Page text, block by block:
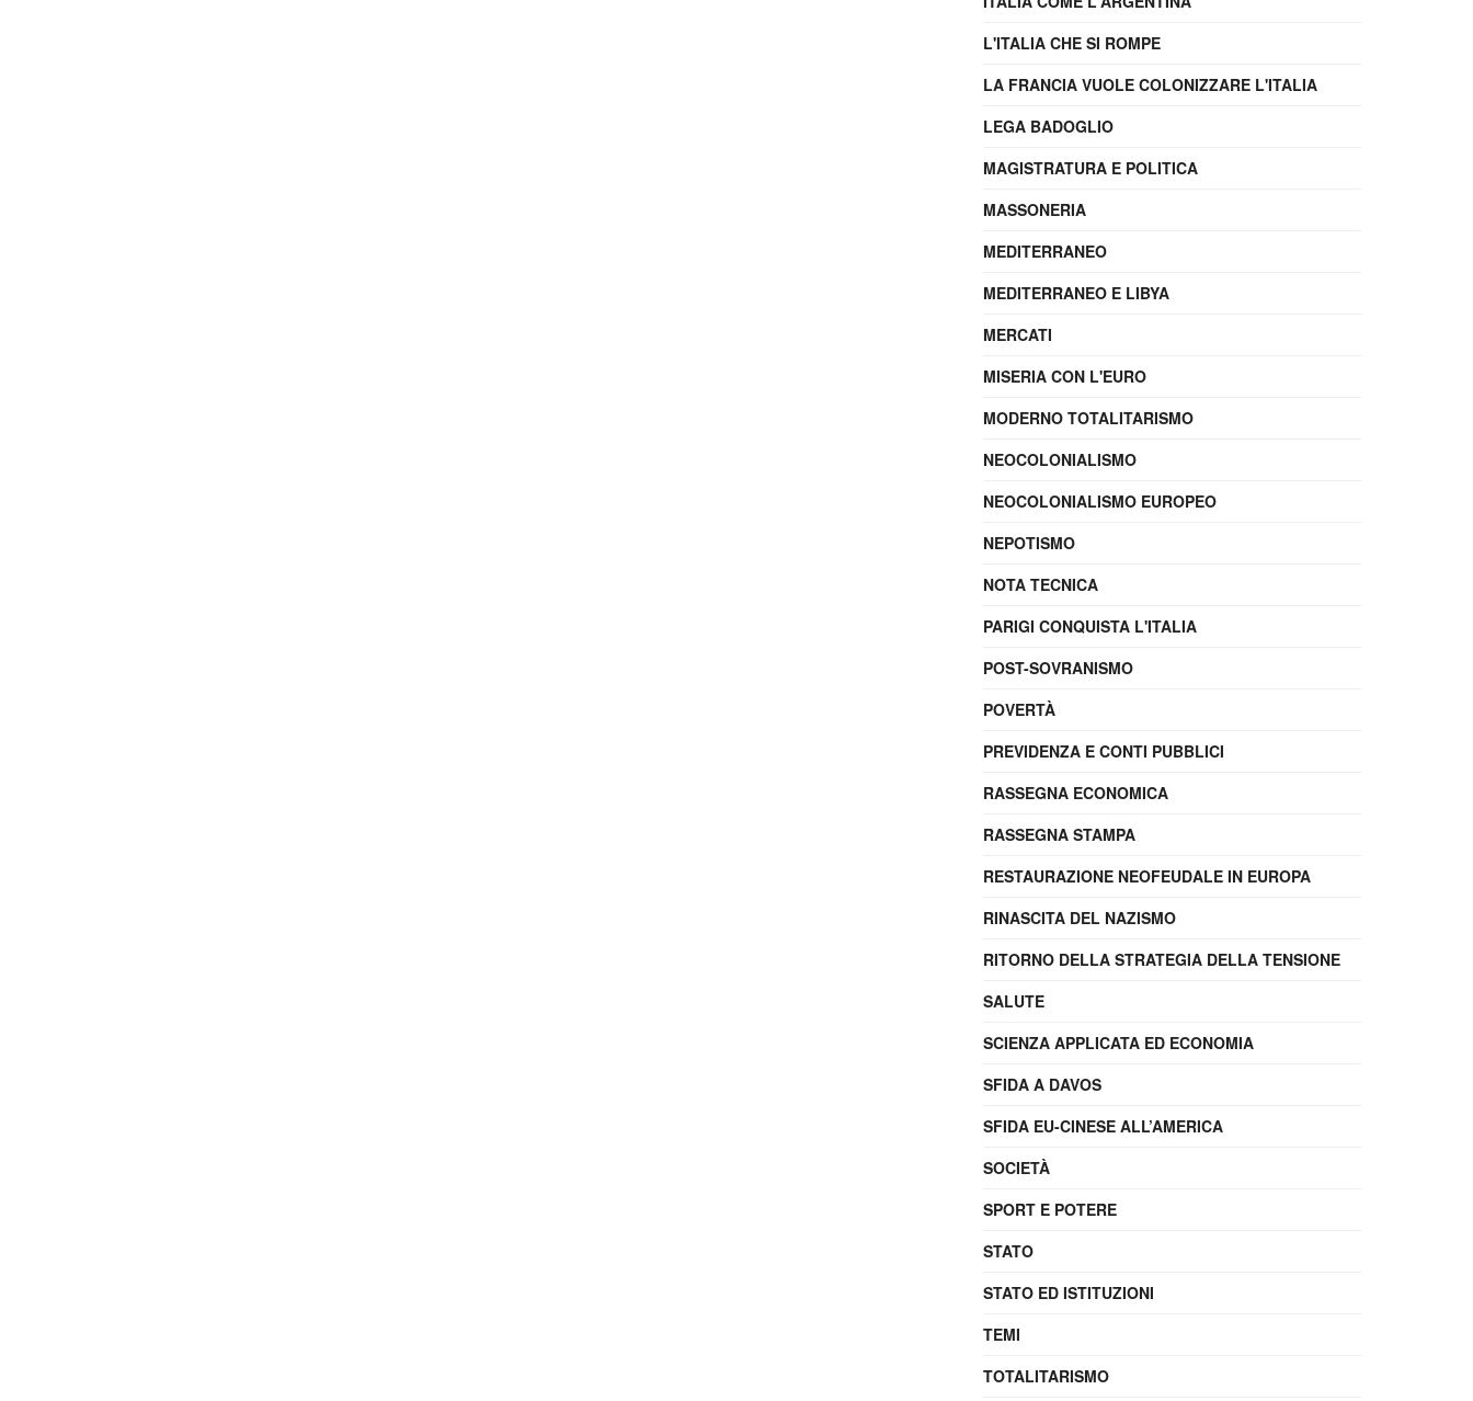
L'ITALIA CHE SI ROMPE
LA FRANCIA VUOLE COLONIZZARE L'ITALIA
LEGA BADOGLIO
MAGISTRATURA E POLITICA
MASSONERIA
MEDITERRANEO
MEDITERRANEO E LIBYA
MERCATI
MISERIA CON L'EURO
MODERNO TOTALITARISMO
NEOCOLONIALISMO
NEOCOLONIALISMO EUROPEO
NEPOTISMO
NOTA TECNICA
PARIGI CONQUISTA L'ITALIA
POST-SOVRANISMO
POVERTÀ
PREVIDENZA E CONTI PUBBLICI
RASSEGNA ECONOMICA
RASSEGNA STAMPA
RESTAURAZIONE NEOFEUDALE IN EUROPA
RINASCITA DEL NAZISMO
RITORNO DELLA STRATEGIA DELLA TENSIONE
SALUTE
SCIENZA APPLICATA ED ECONOMIA
SFIDA A DAVOS
SFIDA EU-CINESE ALL’AMERICA
SOCIETÀ
SPORT E POTERE
STATO
STATO ED ISTITUZIONI
TEMI
TOTALITARISMO